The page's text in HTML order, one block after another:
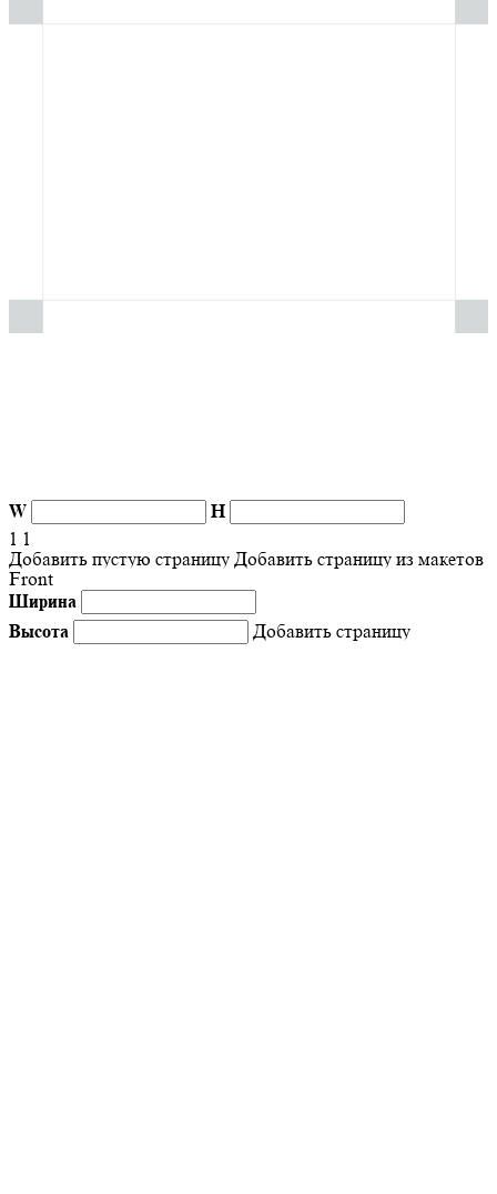
W
H
1 1
Добавить пустую страницу Добавить страницу из макетов
Front
Ширина
Высота
Добавить страницу